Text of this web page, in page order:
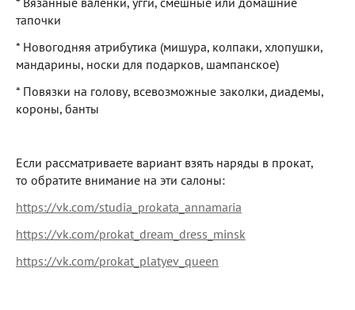
тапочки
* Новогодняя атрибутика (мишура, колпаки, хлопушки,
мандарины, носки для подарков, шампанское)
* Повязки на голову, всевозможные заколки, диадемы,
короны, банты
Если рассматриваете вариант взять наряды в прокат,
то обратите внимание на эти салоны:
https://vk.com/studia_prokata_annamaria
https://vk.com/prokat_dream_dress_minsk
https://vk.com/prokat_platyev_queen